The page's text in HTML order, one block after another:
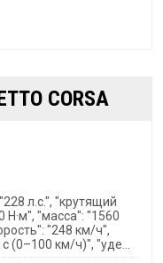
CORSA
л.с.", "крутящий
Н·м", "масса": "1560
"248 км/ч",
(0–100 км/ч)", "уде...